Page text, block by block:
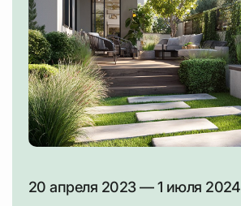
20 апреля 2023 — 1 июля 2024